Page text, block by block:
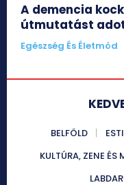
A demencia
útmutatást
Egészség És Életmód
BELFÖLD
KULTÚRA, ZENE ÉS